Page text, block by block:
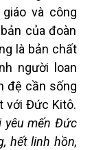
và công
của đoàn
là bản chất
người loan
đệ cần sống
với Đức Kitô.
yêu mến Đức
hết linh hồn,